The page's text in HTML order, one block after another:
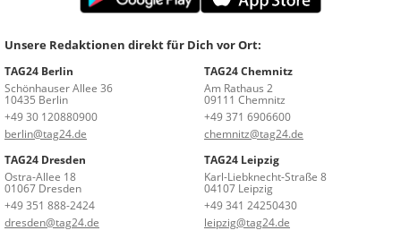
Unsere Redaktionen direkt für Dich vor Ort:
TAG24 Berlin
Schönhauser Allee 36
10435 Berlin
+49 30 120880900
berlin@tag24.de
TAG24 Chemnitz
Am Rathaus 2
09111 Chemnitz
+49 371 6906600
chemnitz@tag24.de
TAG24 Dresden
Ostra-Allee 18
01067 Dresden
+49 351 888-2424
dresden@tag24.de
TAG24 Leipzig
Karl-Liebknecht-Straße 8
04107 Leipzig
+49 341 24250430
leipzig@tag24.de